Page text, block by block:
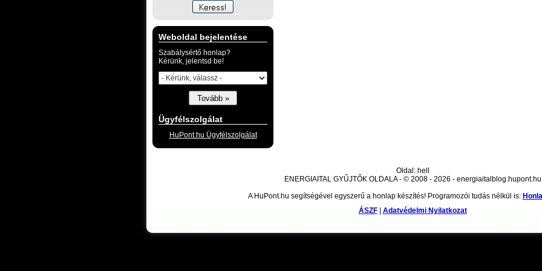
Weboldal bejelentése
Szabálysértő honlap?
Kérünk, jelentsd be!
Ügyfélszolgálat
HuPont.hu Ügyfélszolgálat
Oldal: hell
ENERGIAITAL GYŰJTŐK OLDALA - © 2008 - 2026 - energiaitalblog.hupont.hu
A HuPont.hu segítségével egyszerű a honlap készítés! Programozói tudás nélkül is:
ÁSZF| Adatvédelmi Nyilatkozat